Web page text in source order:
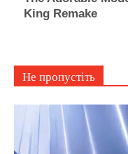
Не пропустіть